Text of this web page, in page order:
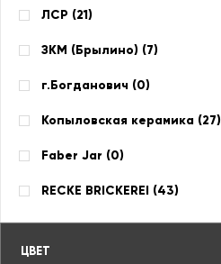
ЛСР (21)
ЗКМ (Брылино) (7)
г.Богданович (0)
Копыловская керамика (27)
Faber Jar (0)
RECKE BRICKEREI (43)
ЦВЕТ